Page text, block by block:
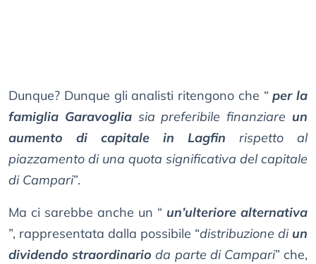
Dunque? Dunque gli analisti ritengono che “ per la
famiglia Garavogliasia preferibile finanziare un
aumento di capitale in Lagfin rispetto al
piazzamento di una quota significativa del capitale
di Campari”.
Ma ci sarebbe anche un “ un’ulteriore alternativa
”, rappresentata dalla possibile “distribuzione di un
dividendo straordinario da parte di Campari” che,